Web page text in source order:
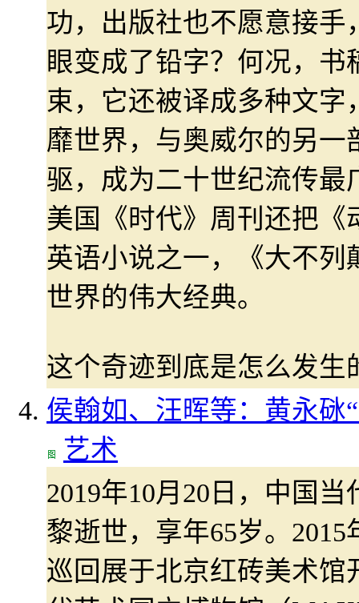
功，出版社也不愿意接
眼变成了铅字？何况，
束，它还被译成多种文
靡世界，与奥威尔的另
驱，成为二十世纪流传最
美国《时代》周刊还把
英语小说之一，《大不
世界的伟大经典。
这个奇迹到底是怎么发生
侯翰如、汪晖等：黄永砯
艺术
2019年10月20日，中国
黎逝世，享年65岁。
巡回展于北京红砖美术馆